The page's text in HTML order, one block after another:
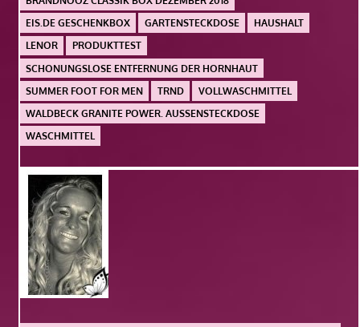
EIS.DE GESCHENKBOX
GARTENSTECKDOSE
HAUSHALT
LENOR
PRODUKTTEST
SCHONUNGSLOSE ENTFERNUNG DER HORNHAUT
SUMMER FOOT FOR MEN
TRND
VOLLWASCHMITTEL
WALDBECK GRANITE POWER. AUSSENSTECKDOSE
WASCHMITTEL